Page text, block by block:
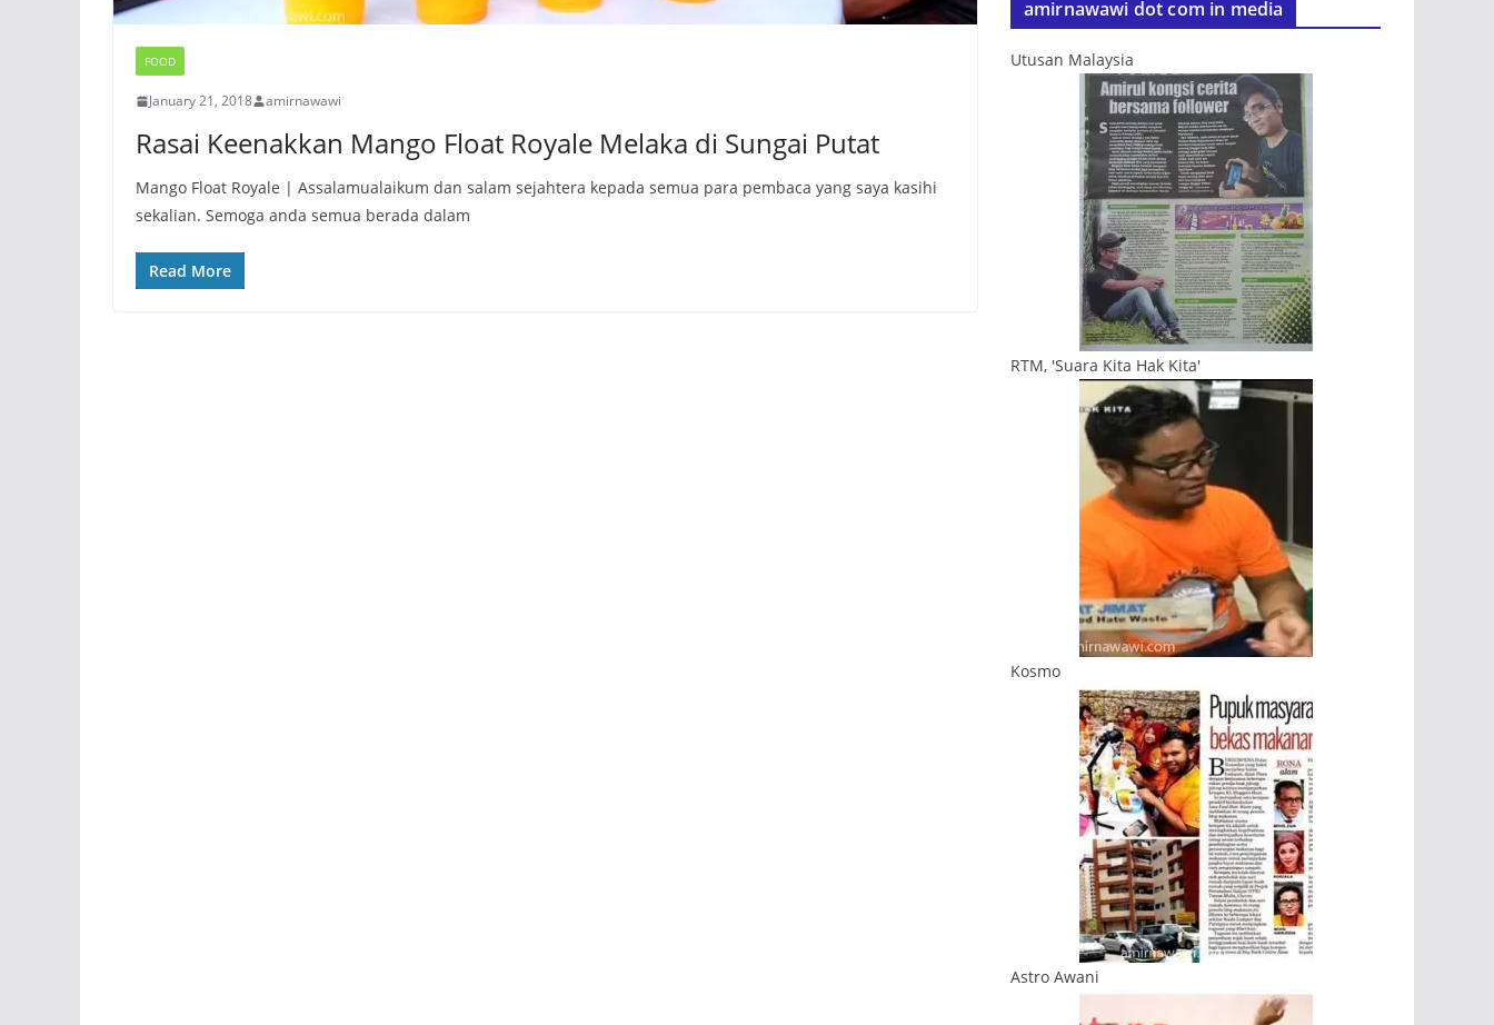
FOOD
January 21, 2018 amirnawawi
Rasai Keenakkan Mango Float Royale Melaka di Sungai Putat
Mango Float Royale | Assalamualaikum dan salam sejahtera kepada semua para pembaca yang saya kasihi
sekalian. Semoga anda semua berada dalam
Read More
amirnawawi dot com in media
Utusan Malaysia
RTM, 'Suara Kita Hak Kita'
Kosmo
Astro Awani